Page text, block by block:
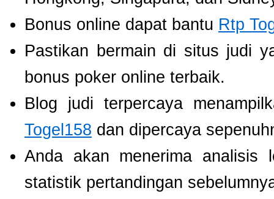
Bonus online dapat bantu Rtp
Pastikan bermain di situs judi
bonus poker online terbaik.
Blog judi terpercaya
Togel158 dan dipercaya
Anda akan menerima analisis
statistik pertandingan